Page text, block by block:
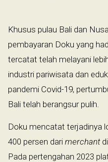
Khusus pulau Bali dan
pembayaran Doku yang
tercatat telah melayani
industri pariwisata dan
pandemi Covid-19,
Bali telah berangsur pulih.
Doku mencatat terjadinya
400 persen dari merchantdi
Pada pertengahan 2023